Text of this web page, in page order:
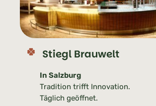
Stiegl Brauwelt
In Salzburg
Tradition trifft Innovation.
Täglich geöffnet.